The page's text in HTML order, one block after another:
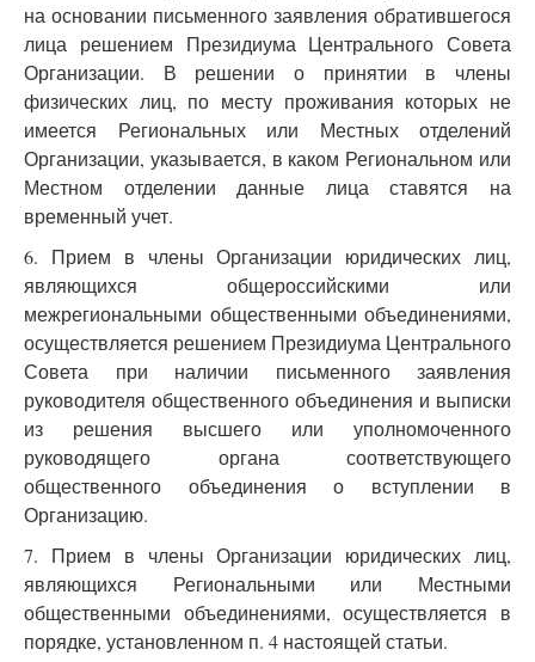
на основании письменного заявления обратившегося
лица решением Президиума Центрального Совета
Организации. В решении о принятии в члены
физических лиц, по месту проживания которых не
имеется Региональных или Местных отделений
Организации, указывается, в каком Региональном или
Местном отделении данные лица ставятся на
временный учет.
6. Прием в члены Организации юридических лиц,
являющихся общероссийскими или
межрегиональными общественными объединениями,
осуществляется решением Президиума Центрального
Совета при наличии письменного заявления
руководителя общественного объединения и выписки
из решения высшего или уполномоченного
руководящего органа соответствующего
общественного объединения о вступлении в
Организацию.
7. Прием в члены Организации юридических лиц,
являющихся Региональными или Местными
общественными объединениями, осуществляется в
порядке, установленном п. 4 настоящей статьи.